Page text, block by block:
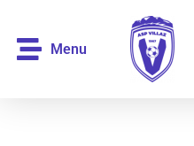
Menu